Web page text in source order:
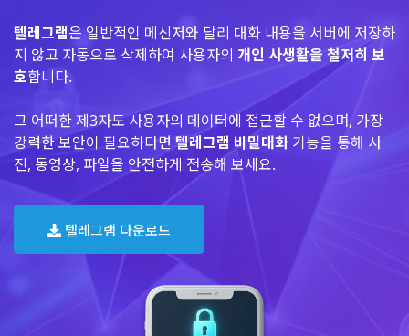
텔레그램은 일반적인 메신저와 달리 대화 내용을 서버에 저장하
지 않고 자동으로 삭제하여 사용자의 개인 사생활을 철저히 보
호합니다.
그 어떠한 제3자도 사용자의 데이터에 접근할 수 없으며, 가장
강력한 보안이 필요하다면 텔레그램 비밀대화 기능을 통해 사
진, 동영상, 파일을 안전하게 전송해 보세요.
텔레그램 다운로드